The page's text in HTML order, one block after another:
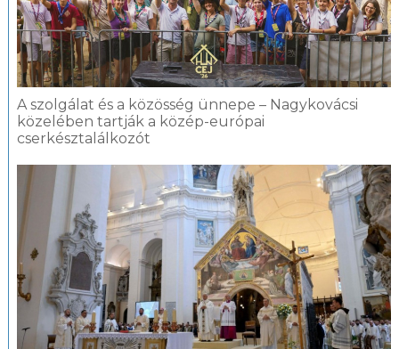
A szolgálat és a közösség ünnepe – Nagykovácsi
közelében tartják a közép-európai
cserkésztalálkozót